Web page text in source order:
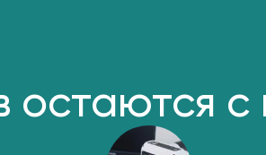
остаются